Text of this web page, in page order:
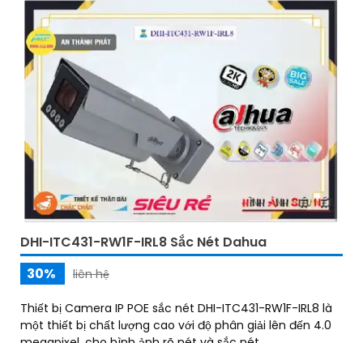
DHI-ITC431-RW1F-IRL8 Sắc Nét Dahua
30%
liên hệ
Thiết bị Camera IP POE sắc nét DHI-ITC431-RW1F-IRL8 là
một thiết bị chất lượng cao với độ phân giải lên đến 4.0